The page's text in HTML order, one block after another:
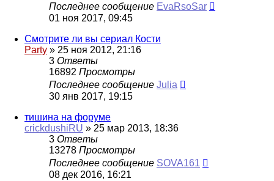
Последнее сообщение EvaRsoSar
01 ноя 2017, 09:45
Смотрите ли вы сериал Кости
Party » 25 ноя 2012, 21:16
3 Ответы
16892 Просмотры
Последнее сообщение Julia
30 янв 2017, 19:15
тишина на форуме
crickdushiRU » 25 мар 2013, 18:36
3 Ответы
13278 Просмотры
Последнее сообщение SOVA161
08 дек 2016, 16:21